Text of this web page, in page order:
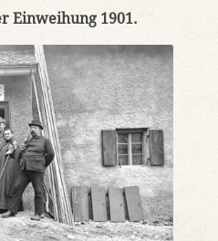
Einweihung 1901.